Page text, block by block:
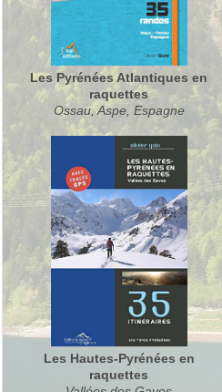
Les Pyrénées Atlantiques en
raquettes
Ossau, Aspe, Espagne
Les Hautes-Pyrénées en
raquettes